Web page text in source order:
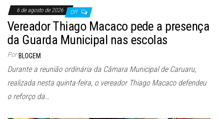
6 de agosto de 2026 Off
Vereador Thiago Macaco pede a presença
da Guarda Municipal nas escolas
Por BLOGEM
Durante a reunião ordinária da Câmara Municipal de Caruaru,
realizada nesta quinta-feira, o vereador Thiago Macaco defendeu
o reforço da…